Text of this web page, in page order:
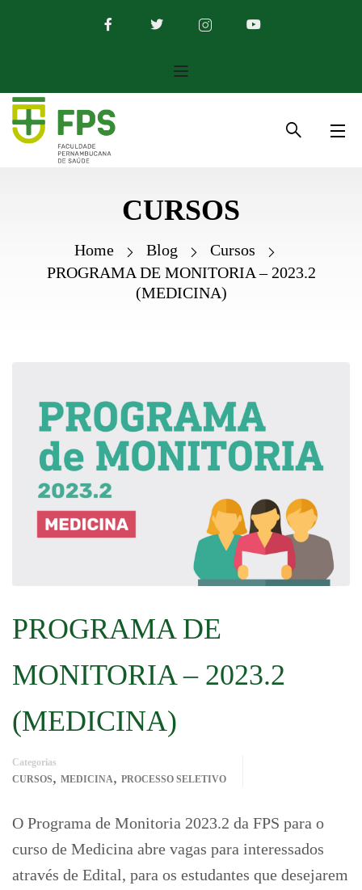
CURSOS
Home Blog
Cursos
PROGRAMA DE MONITORIA – 2023.2
(MEDICINA)
PROGRAMA DE
MONITORIA – 2023.2
(MEDICINA)
Categorias
CURSOS, MEDICINA, PROCESSO SELETIVO
O Programa de Monitoria 2023.2 da FPS para o
curso de Medicina abre vagas para interessados
através de Edital, para os estudantes que desejarem